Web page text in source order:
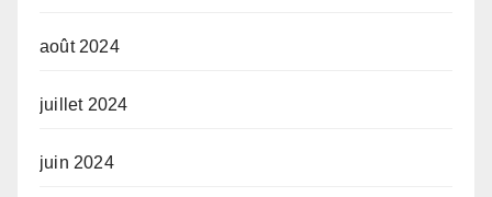
août 2024
juillet 2024
juin 2024